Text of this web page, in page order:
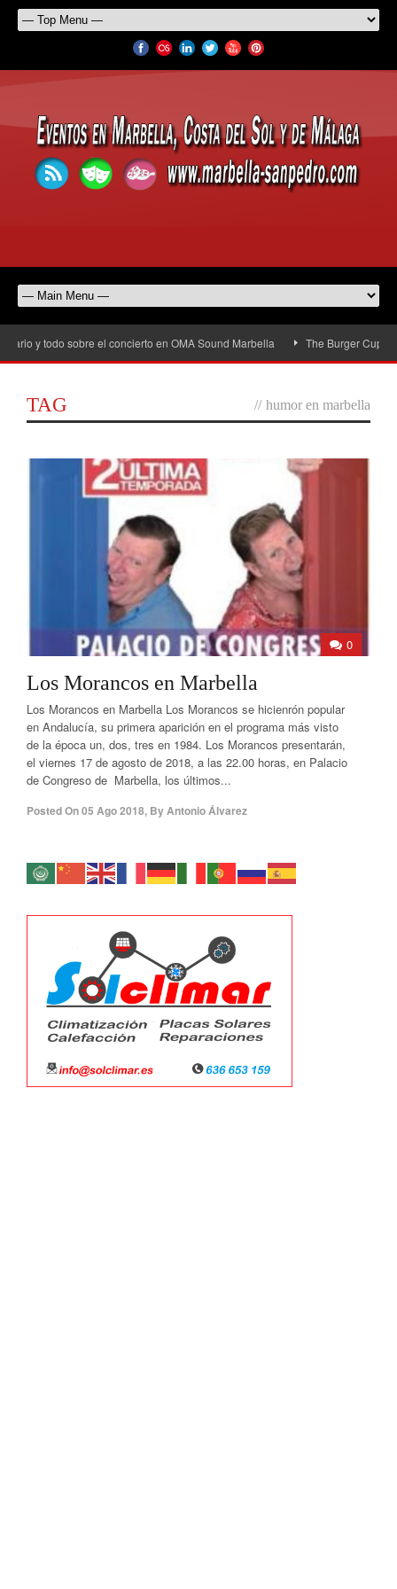
y todo sobre el concierto en OMA Sound Marbella The Burger Cup
TAG // humor en marbella
0
Los Morancos en Marbella
Los Morancos en Marbella Los Morancos se hicienrón popular
en Andalucía, su primera aparición en el programa más visto
de la época un, dos, tres en 1984. Los Morancos presentarán,
el viernes 17 de agosto de 2018, a las 22.00 horas, en Palacio
de Congreso de Marbella, los últimos...
Posted On05 Ago 2018, ByAntonio Álvarez